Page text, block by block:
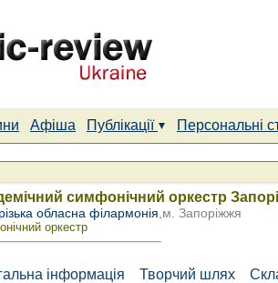
Афіша Публікації
Персональні
симфонічний оркестр
обласна філармонія ,м. Запоріжжя
оркестр
інформація Творчий шлях